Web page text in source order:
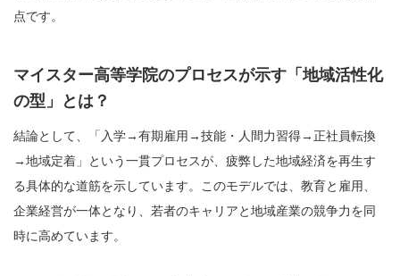
点です。
マイスター高等学院のプロセスが示す「地域活性化
の型」とは？
結論として、「入学→有期雇用→技能・人間力習得→正社員転換
→地域定着」という一貫プロセスが、疲弊した地域経済を再生す
る具体的な道筋を示しています。このモデルでは、教育と雇用、
企業経営が一体となり、若者のキャリアと地域産業の競争力を同
時に高めています。